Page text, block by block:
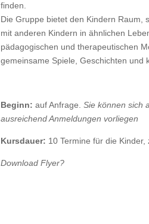
finden.
Die Gruppe bietet den Kindern Raum,
mit anderen Kindern in ähnlichen
pädagogischen und therapeutischen
gemeinsame Spiele, Geschichten und
Beginn: auf Anfrage.Sie können sich
ausreichend Anmeldungen vorliegen
Kursdauer: 10 Termine für die Kinder,
Download Flyer?